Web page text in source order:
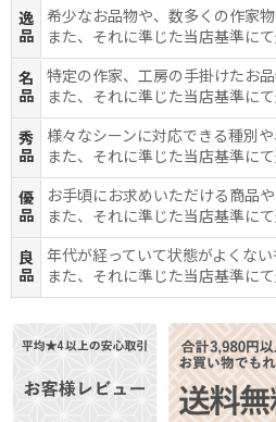
逸
品
希少なお品物や、数多くの作家
また、それに準じた当店基準に
名
品
特定の作家、工房の手掛けたお
また、それに準じた当店基準に
秀
品
様々なシーンに対応できる種別
また、それに準じた当店基準に
優
品
お手頃にお求めいただける商品
また、それに準じた当店基準に
良
品
年代が経っていて状態がよくない
また、それに準じた当店基準に